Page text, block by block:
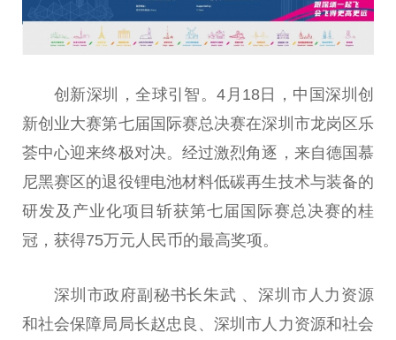
创新深圳，全球引智。4月18日，中国深圳创
新创业大赛第七届国际赛总决赛在深圳市龙岗区乐
荟中心迎来终极对决。经过激烈角逐，来自德国慕
尼黑赛区的退役锂电池材料低碳再生技术与装备的
研发及产业化项目斩获第七届国际赛总决赛的桂
冠，获得75万元人民币的最高奖项。
深圳市政府副秘书长朱武 、深圳市人力资源
和社会保障局局长赵忠良、深圳市人力资源和社会